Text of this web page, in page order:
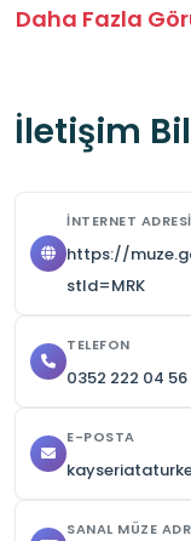
bilgilendirme
Öğrencilerin
adına okul
mekandır.
Daha Fazla
İletişim
İNTERNET ADRESI
https://
stId=MRK
TELEFON
0352 222 04 56
E-POSTA
SANAL MÜZE